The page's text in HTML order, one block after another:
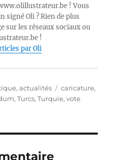
! Vous
signé Oli ? Rien de plus
sur les réseaux sociaux ou
!
par Oli
actualités Étiquettes
caricature,
,Turcs,Turquie,vote